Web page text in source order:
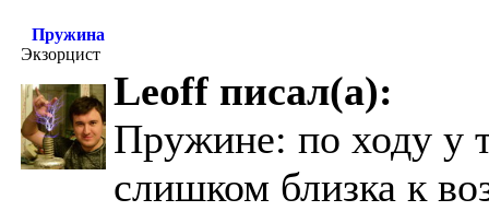
Пружина
Экзорцист
Leoff писал(а):
Пружине: по ходу у
слишком близка к